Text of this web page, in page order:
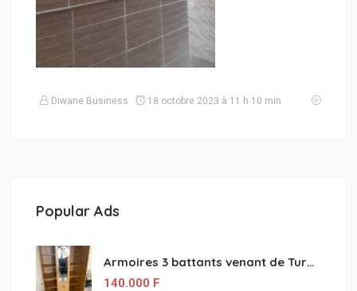
Diwane Business 18 octobre 2023 à 11 h 10 min
Popular Ads
Armoires 3 battants venant de Turquie disponibles
140.000 F